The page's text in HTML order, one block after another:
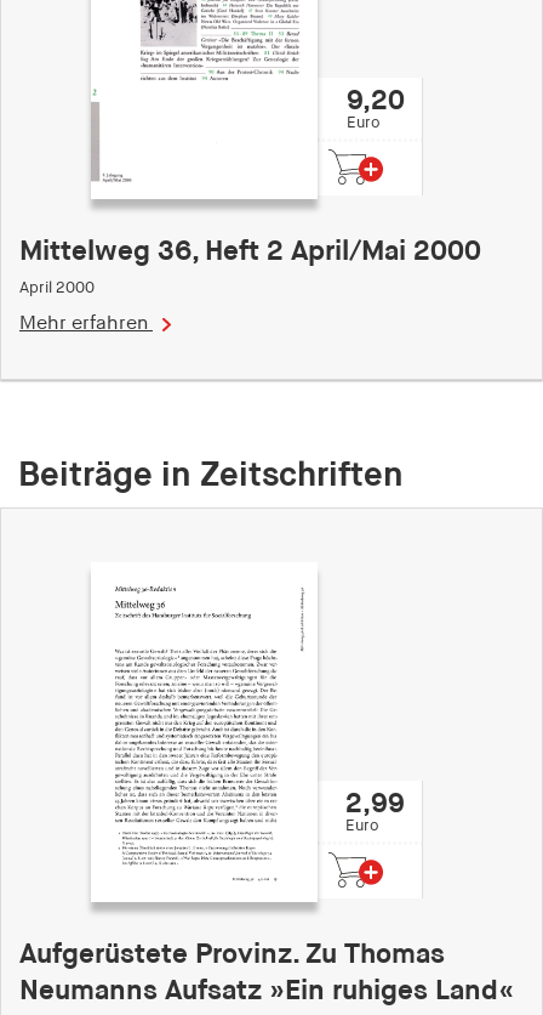
9,20
Euro
Mittelweg 36, Heft 2 April/Mai 2000
April 2000
Mehr erfahren
Beiträge in Zeitschriften
2,99
Euro
Aufgerüstete Provinz. Zu Thomas
Neumanns Aufsatz »Ein ruhiges Land«
Cookie Laufzeit:
Anbieter:
hamburger-edition.de
Cookie Laufzeit:
Sitzung
Name:
fonts_loaded
Cookie Laufzeit: